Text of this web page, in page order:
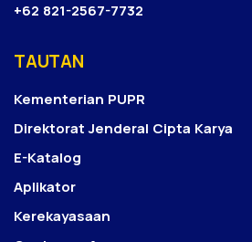
+62 821-2567-7732
TAUTAN
Kementerian PUPR
Direktorat Jenderal Cipta Karya
E-Katalog
Aplikator
Kerekayasaan